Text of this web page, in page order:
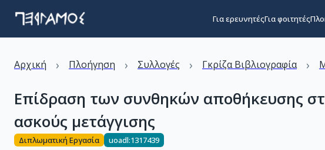
Για ερευνητέςΓια φοιτητές
Αρχική › Πλοήγηση › Συλλογές › Γκρίζα Βιβλιογραφία ›
Επίδραση των συνθηκών αποθήκευσης
ασκούς μετάγγισης
Διπλωματική Εργασία uoadl:1317439